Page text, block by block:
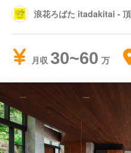
浪花ろばた itadakitai -
月収 30~60